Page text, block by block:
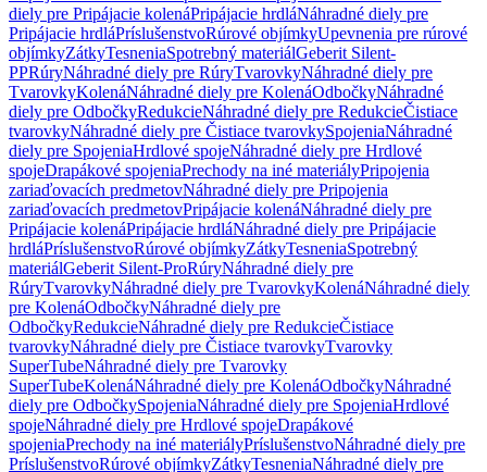
diely pre Pripájacie kolenáPripájacie hrdláNáhradné diely pre
Pripájacie hrdláPríslušenstvoRúrové objímkyUpevnenia pre rúrové
objímkyZátkyTesneniaSpotrebný materiálGeberit Silent-
PPRúryNáhradné diely pre RúryTvarovkyNáhradné diely pre
TvarovkyKolenáNáhradné diely pre KolenáOdbočkyNáhradné
diely pre OdbočkyRedukcieNáhradné diely pre RedukcieČistiace
tvarovkyNáhradné diely pre Čistiace tvarovkySpojeniaNáhradné
diely pre SpojeniaHrdlové spojeNáhradné diely pre Hrdlové
spojeDrapákové spojeniaPrechody na iné materiályPripojenia
zariaďovacích predmetovNáhradné diely pre Pripojenia
zariaďovacích predmetovPripájacie kolenáNáhradné diely pre
Pripájacie kolenáPripájacie hrdláNáhradné diely pre Pripájacie
hrdláPríslušenstvoRúrové objímkyZátkyTesneniaSpotrebný
materiálGeberit Silent-ProRúryNáhradné diely pre
RúryTvarovkyNáhradné diely pre TvarovkyKolenáNáhradné diely
pre KolenáOdbočkyNáhradné diely pre
OdbočkyRedukcieNáhradné diely pre RedukcieČistiace
tvarovkyNáhradné diely pre Čistiace tvarovkyTvarovky
SuperTubeNáhradné diely pre Tvarovky
SuperTubeKolenáNáhradné diely pre KolenáOdbočkyNáhradné
diely pre OdbočkySpojeniaNáhradné diely pre SpojeniaHrdlové
spojeNáhradné diely pre Hrdlové spojeDrapákové
spojeniaPrechody na iné materiályPríslušenstvoNáhradné diely pre
PríslušenstvoRúrové objímkyZátkyTesneniaNáhradné diely pre